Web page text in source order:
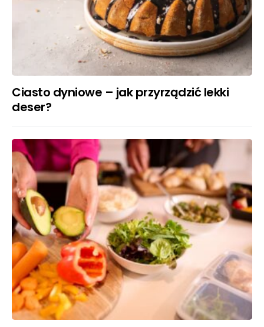
Ciasto dyniowe – jak przyrządzić lekki
deser?